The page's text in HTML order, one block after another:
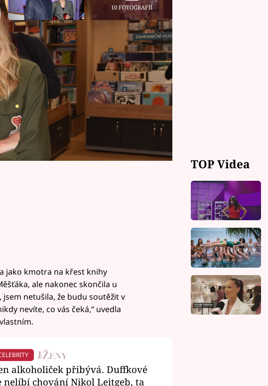
10 FOTOGRAFIÍ
době ukázala ve společnosti.
svého blízkého kamaráda,
a jak uvedla v pořadu
postarat o catering.
jako kmotra na křest knihy
ale nakonec skončila u
netušila, že budu soutěžit v
nevíte, co vás čeká,“ uvedla
alkoholiček přibývá. Duffkové
nelíbí chování Nikol Leitgeb, ta
TOP Videa